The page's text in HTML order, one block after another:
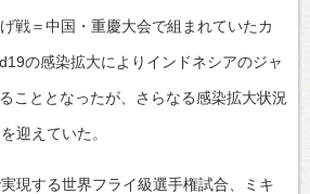
戦＝中国・重慶大会で組まれていたカ
の感染拡大によりインドネシアのジャ
こととなったが、さらなる感染拡大状況
迎えていた。
現する世界フライ級選手権試合、ミキ